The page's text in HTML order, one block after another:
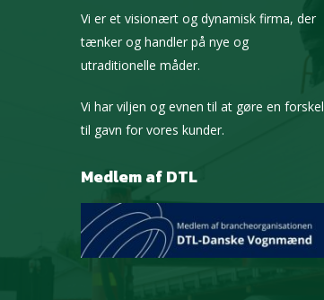
Vi er et visionært og dynamisk firma, der
tænker og handler på nye og
utraditionelle måder.
Vi har viljen og evnen til at gøre en forskel
til gavn for vores kunder.
Medlem af DTL